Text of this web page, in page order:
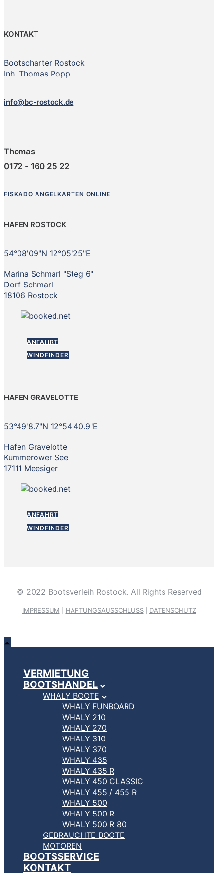
KONTAKT
Bootscharter Rostock
Inh. Thomas Popp
info@bc-rostock.de
Thomas
0172 - 160 25 22
FISKADO ANGELKARTEN ONLINE
HAFEN ROSTOCK
54°08'09"N 12°05'25"E
Marina Schmarl "Steg 6"
Dorf Schmarl
18106 Rostock
ANFAHRT
WINDFINDER
HAFEN GRAVELOTTE
53°49'8.7"N 12°54'40.9"E
Hafen Gravelotte
Kummerower See
17111 Meesiger
ANFAHRT
WINDFINDER
© 2022 Bootsverleih Rostock. All Rights Reserved
IMPRESSUM HAFTUNGSAUSSCHLUSS| DATENSCHUTZ
VERMIETUNG
BOOTSHANDEL
WHALY BOOTE
WHALY FUNBOARD
WHALY 210
WHALY 270
WHALY 310
WHALY 370
WHALY 435
WHALY 435 R
WHALY 450 CLASSIC
WHALY 455 / 455 R
WHALY 500
WHALY 500 R
WHALY 500 R 80
GEBRAUCHTE BOOTE
MOTOREN
BOOTSSERVICE
KONTAKT